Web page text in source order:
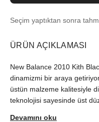
Seçim yaptıktan sonra
ÜRÜN AÇIKLAMASI
New Balance 2010 Kith
dinamizmi bir araya
üstün malzeme kalitesiyle
teknolojisi sayesinde üst
Devamını oku